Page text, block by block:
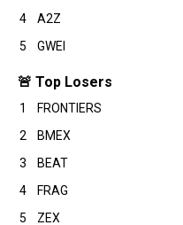
4
A2Z
5
GWEI
🚨 Top Losers
1 FRONTIERS
2
BMEX
3
BEAT
4
FRAG
5
ZEX